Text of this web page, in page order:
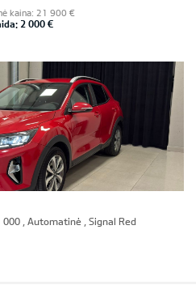
kaina: 21 900 €
2 000 €
000 , Automatinė , Signal Red